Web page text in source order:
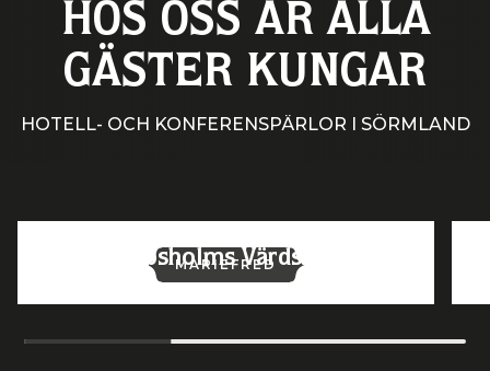
HOS OSS ÄR ALLA
GÄSTER KUNGAR
HOTELL- OCH KONFERENSPÄRLOR I SÖRMLAND
MARIEFRED
Gripsholms Värdshus